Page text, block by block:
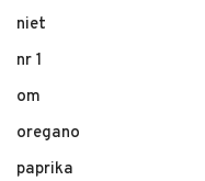
niet
nr 1
om
oregano
paprika